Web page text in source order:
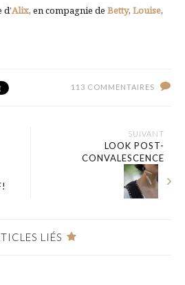
Alix, en compagnie de Betty, Louise,
113 COMMENTAIRES
SUIVANT
LOOK POST-
CONVALESCENCE
LIÉS